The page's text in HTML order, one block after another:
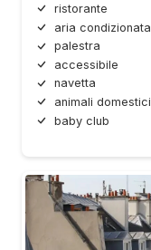
ristorante
aria condizionata
palestra
accessibile
navetta
animali domestici
baby club